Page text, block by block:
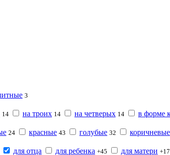
3
14 на троих 14 на четверых 14 в форме
24 красные 43 голубые 32 коричневые
для отца для ребенка +45 для матери